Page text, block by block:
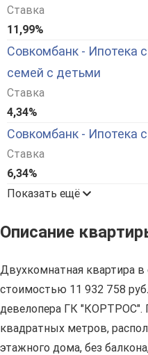
Ставка
11,99%
Совкомбанк - Ипотека
семей с детьми
Ставка
4,34%
Совкомбанк - Ипотека
Ставка
6,34%
Показать ещё
Описание
Двухкомнатная квартира в
стоимостью 11 932 758
девелопера ГК "КОРТРОС".
квадратных метров,
этажного дома, без